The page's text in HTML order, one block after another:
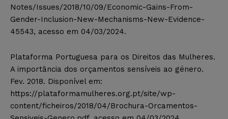
Notes/Issues/2018/10/09/Economic-Gains-From-
Gender-Inclusion-New-Mechanisms-New-Evidence-
45543, acesso em 04/03/2024.
Plataforma Portuguesa para os Direitos das Mulheres.
A importância dos orçamentos sensíveis ao género.
Fev. 2018. Disponível em:
https://plataformamulheres.org.pt/site/wp-
content/ficheiros/2018/04/Brochura-Orcamentos-